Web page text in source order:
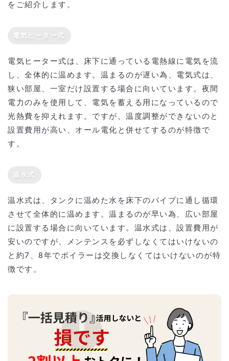
をご紹介します。
電気ヒーター式
電気ヒーター式は、床下に通っている電熱線に電気を流
し、全体的に温めます。温まるのが遅い為、電気式は、
狭い部屋、一室だけ設置する場合に向いています。夜間
電力のみを使用して、電気を蓄える用になっているので
光熱費を抑えれます。ですが、温度調整ができないのと
設置費用が高い、オール電化と併せてするのが特徴で
す。
温水式
温水式は、タンクに温めた水を床下のパイプに通し循環
させて全体的に温めます。温まるのが早い為、広い部屋
に設置する場合に向いています。温水式は、設置費用が
安いのですが、メンテンスを必ずしなくてはいけないの
と約7、8年でボイラーは交換しなくてはいけないのが特
徴です。